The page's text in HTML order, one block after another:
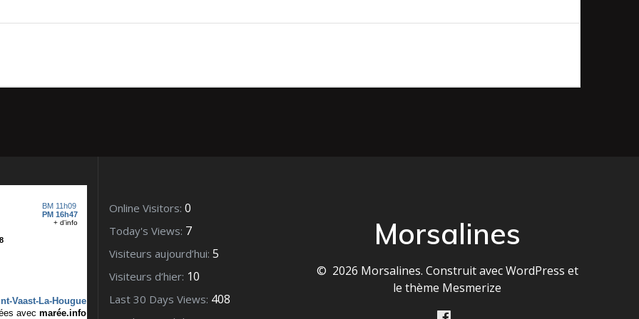
Online Visitors: 0
Today's Views: 7
Visiteurs aujourd’hui: 5
Visiteurs d’hier: 10
Last 30 Days Views: 408
Morsalines
© 2026 Morsalines. Construit avec WordPress et
lethème Mesmerize